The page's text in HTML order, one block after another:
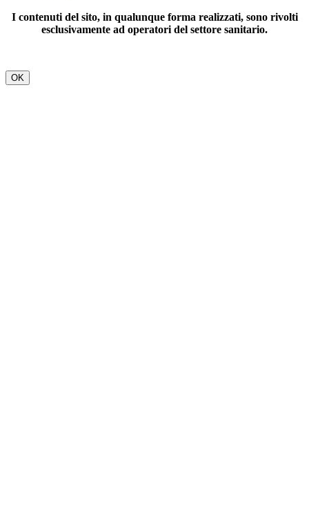
I contenuti del sito, in qualunque forma realizzati, sono rivolti
esclusivamente ad operatori del settore sanitario.
OK